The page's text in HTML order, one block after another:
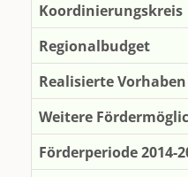
Koordinierungskreis
Regionalbudget
Realisierte Vorhaben
Weitere
Förderperiode 2014-